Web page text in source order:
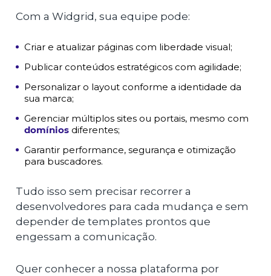
Com a Widgrid, sua equipe pode:
Criar e atualizar páginas com liberdade visual;
Publicar conteúdos estratégicos com agilidade;
Personalizar o layout conforme a identidade da
sua marca;
Gerenciar múltiplos sites ou portais, mesmo com
domínios diferentes;
Garantir performance, segurança e otimização
para buscadores.
Tudo isso sem precisar recorrer a
desenvolvedores para cada mudança e sem
depender de templates prontos que
engessam a comunicação.
Quer conhecer a nossa plataforma por